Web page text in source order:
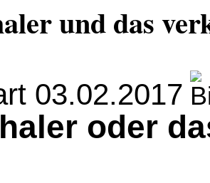
und das
03.02.2017
oder